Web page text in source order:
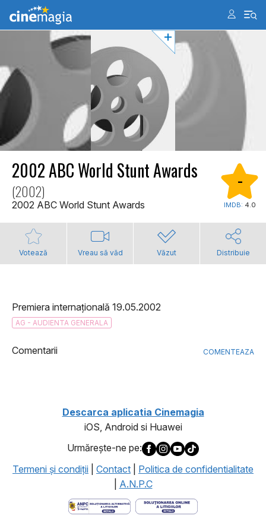
2002 ABC World Stunt Awards
(2002)
2002 ABC World Stunt Awards
-
IMDB: 4.0
Votează Vreau să văd Văzut Distribuie
Premiera internațională 19.05.2002
AG - AUDIENTA GENERALA
Comentarii COMENTEAZA
Descarca aplicatia Cinemagia
iOS, Android si Huawei
Urmăreşte-ne pe:
Termeni şi condiţii
Contact
Politica de confidentialitate
A.N.P.C